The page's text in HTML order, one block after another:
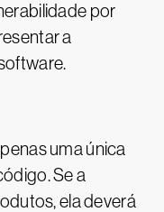
por
a
uma única
Se a
ela deverá